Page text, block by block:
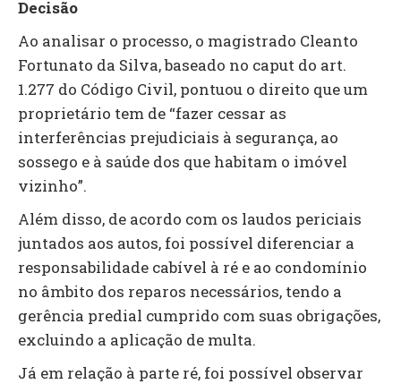
Decisão
Ao analisar o processo, o magistrado Cleanto
Fortunato da Silva, baseado no caput do art.
1.277 do Código Civil, pontuou o direito que um
proprietário tem de “fazer cessar as
interferências prejudiciais à segurança, ao
sossego e à saúde dos que habitam o imóvel
vizinho”.
Além disso, de acordo com os laudos periciais
juntados aos autos, foi possível diferenciar a
responsabilidade cabível à ré e ao condomínio
no âmbito dos reparos necessários, tendo a
gerência predial cumprido com suas obrigações,
excluindo a aplicação de multa.
Já em relação à parte ré, foi possível observar